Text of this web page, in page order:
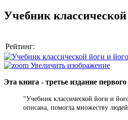
Учебник
Рейтинг:
Увеличить изображение
Эта книга - третье издание
"Учебник классической йоги и
описана, помогла множеству